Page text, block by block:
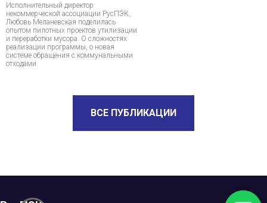
Исполнительный директор
некоммерческой ассоциации РусПЭК,
Любовь Меланевская поделилась
опытом пилотных проектов утилизации
и переработки мусора. О сложностях
реализации программы, о новая
системе обращения с коммунальными
отходами.
ВСЕ ПУБЛИКАЦИИ